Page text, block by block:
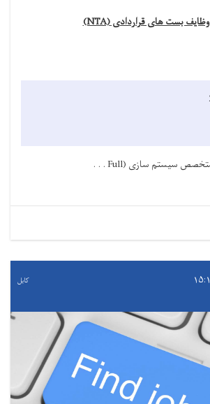
وظایف بست های قراردادی(NTA)
سیستم سازی (Full . . .
کابل